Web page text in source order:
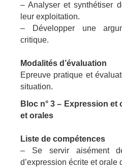
– Analyser et synthétiser
leur exploitation.
– Développer une
critique.
Modalités d’évaluation
Epreuve pratique et
situation.
Bloc n° 3 – Expression
et orales
Liste de compétences
– Se servir aisément
d’expression écrite et orale